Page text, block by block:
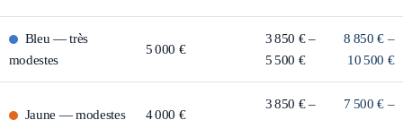
Bleu —très
modestes
5 000 €
3 850 € –
5 500 €
8 850 € –
10 500 €
Jaune —modestes 4 000 €
3 850 € –
7 500 € –